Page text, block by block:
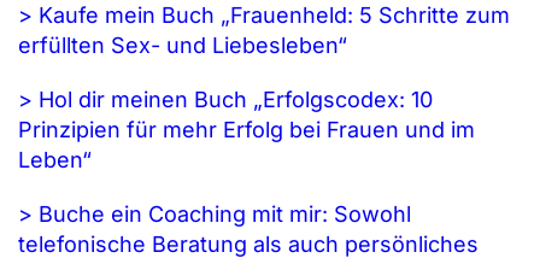
> Kaufe mein Buch „Frauenheld: 5 Schritte zum
erfüllten Sex- und Liebesleben“
> Hol dir meinen Buch „Erfolgscodex: 10
Prinzipien für mehr Erfolg bei Frauen und im
Leben“
> Buche ein Coaching mit mir: Sowohl
telefonische Beratung als auch persönliches